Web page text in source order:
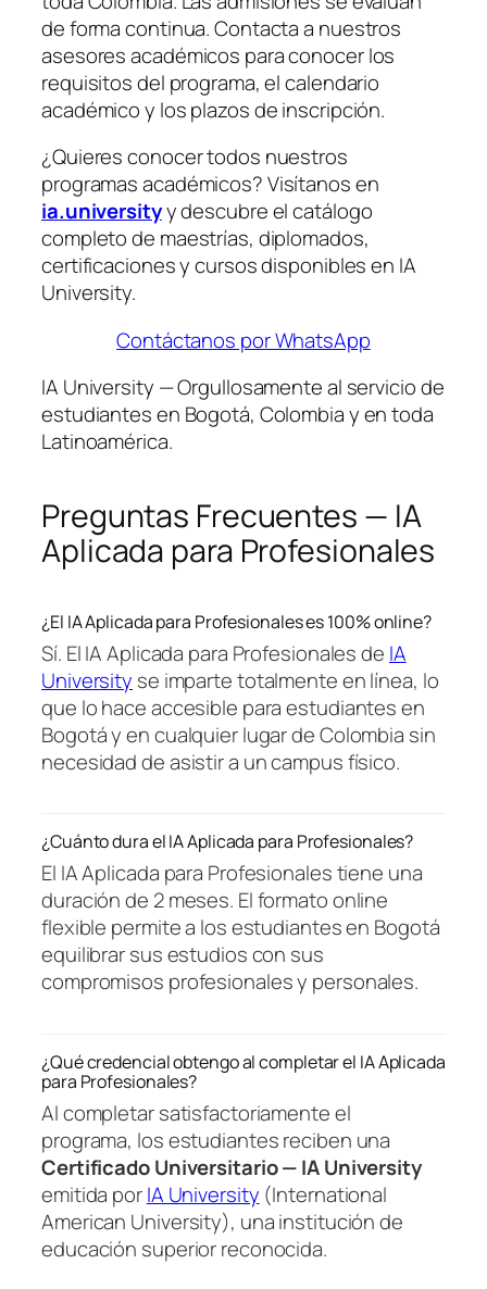
de forma continua. Contacta a nuestros
asesores académicos para conocer los
requisitos del programa, el calendario
académico y los plazos de inscripción.
¿Quieres conocer todos nuestros
programas académicos? Visítanos en
ia.universityy descubre el catálogo
completo de maestrías, diplomados,
certificaciones y cursos disponibles en IA
University.
Contáctanos por WhatsApp
IA University — Orgullosamente al servicio de
estudiantes en Bogotá, Colombia y en toda
Latinoamérica.
Preguntas Frecuentes — IA
Aplicada para Profesionales
¿El IA Aplicada para Profesionales es 100% online?
Sí. El IA Aplicada para Profesionales de IA
University se imparte totalmente en línea, lo
que lo hace accesible para estudiantes en
Bogotá y en cualquier lugar de Colombia sin
necesidad de asistir a un campus físico.
¿Cuánto dura el IA Aplicada para Profesionales?
El IA Aplicada para Profesionales tiene una
duración de 2 meses. El formato online
flexible permite a los estudiantes en Bogotá
equilibrar sus estudios con sus
compromisos profesionales y personales.
¿Qué credencial obtengo al completar el IA Aplicada
para Profesionales?
Al completar satisfactoriamente el
programa, los estudiantes reciben una
Certificado Universitario — IA University
emitida porIA University (International
American University), una institución de
educación superior reconocida.